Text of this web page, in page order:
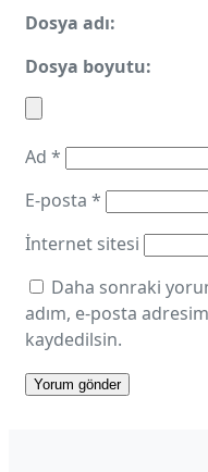
Dosya adı:
Dosya boyutu:
Ad *
E-posta *
İnternet sitesi
Daha sonraki
adım, e-posta
kaydedilsin.